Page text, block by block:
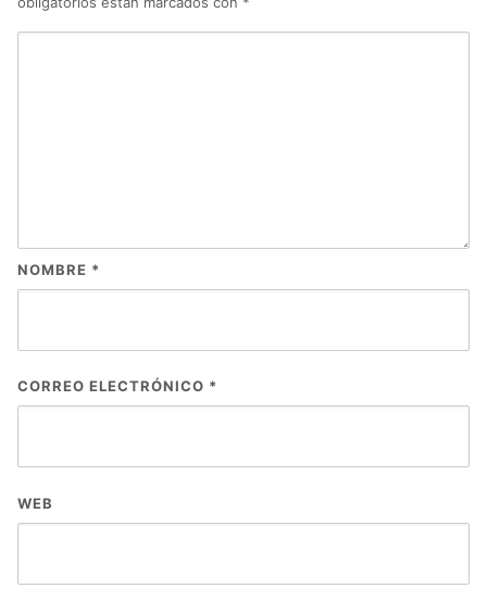
NOMBRE *
CORREO ELECTRÓNICO *
WEB